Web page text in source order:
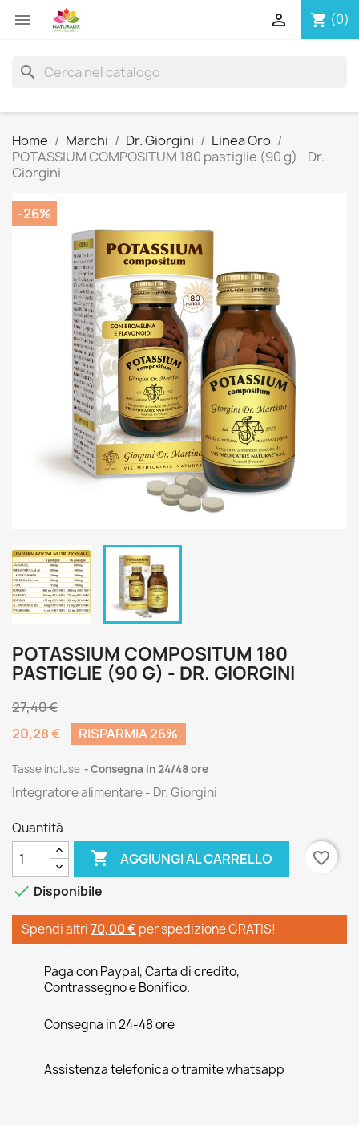
 shopping_cart (0)

search
Home Marchi Dr. Giorgini
Linea Oro
POTASSIUM COMPOSITUM 180 pastiglie (90 g) - Dr.
Giorgini
-26%
POTASSIUM COMPOSITUM 180
PASTIGLIE (90 G) - DR. GIORGINI
27,40 €
20,28 €
RISPARMIA 26%
Tasse incluse Consegna in 24/48 ore
Integratore alimentare - Dr. Giorgini
Quantità
 AGGIUNGI AL CARRELLO
favorite_border
 Disponibile
Spendi altri70,00 € per spedizione GRATIS!
Paga con Paypal, Carta di credito,
Contrassegno e Bonifico.
Consegna in 24-48 ore
Assistenza telefonica o tramite whatsapp